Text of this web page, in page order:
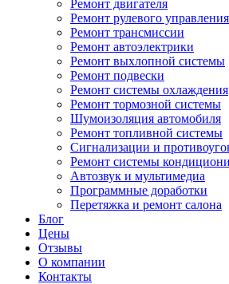
Ремонт двигателя
Ремонт рулевого управления
Ремонт трансмиссии
Ремонт автоэлектрики
Ремонт выхлопной системы
Ремонт подвески
Ремонт системы охлаждения
Ремонт тормозной системы
Шумоизоляция автомобиля
Ремонт топливной системы
Сигнализации и
Ремонт системы
Автозвук и мультимедиа
Программные доработки
Перетяжка и ремонт салона
Блог
Цены
Отзывы
О компании
Контакты